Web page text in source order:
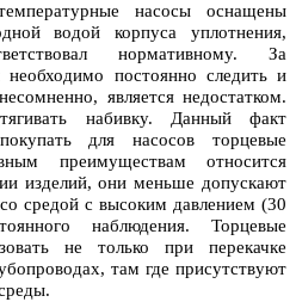
насосы оснащены
водой корпуса уплотнения,
нормативному. За
постоянно следить и
является недостатком.
набивку. Данный факт
для насосов торцевые
преимуществам относится
изделий, они меньше допускают
средой с высоким давлением (30
наблюдения. Торцевые
не только при перекачке
там где присутствуют